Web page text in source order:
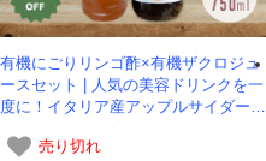
有機にごりリンゴ酢×有機ザクロジュ
ースセット | 人気の美容ドリンクを一
度に！イタリア産アップルサイダービ
プレスジュース750ml-かわしま屋-
売り切れ